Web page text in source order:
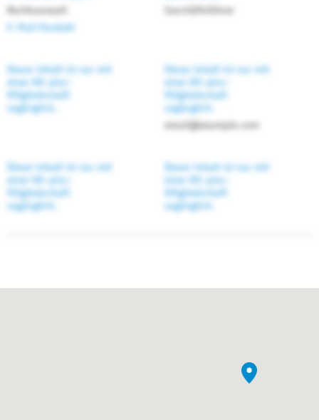
Rechtsanwalt
E-Mail Kontakt
Geschäftsführer
Dieser Inhalt ist nur mit
einer KD-plus-
Mitgliedschaft
zugänglich.
Dieser Inhalt ist nur mit
einer KD-plus-
Mitgliedschaft
zugänglich.
email@example.com
Dieser Inhalt ist nur mit
einer KD-plus-
Mitgliedschaft
zugänglich.
Dieser Inhalt ist nur mit
einer KD-plus-
Mitgliedschaft
zugänglich.